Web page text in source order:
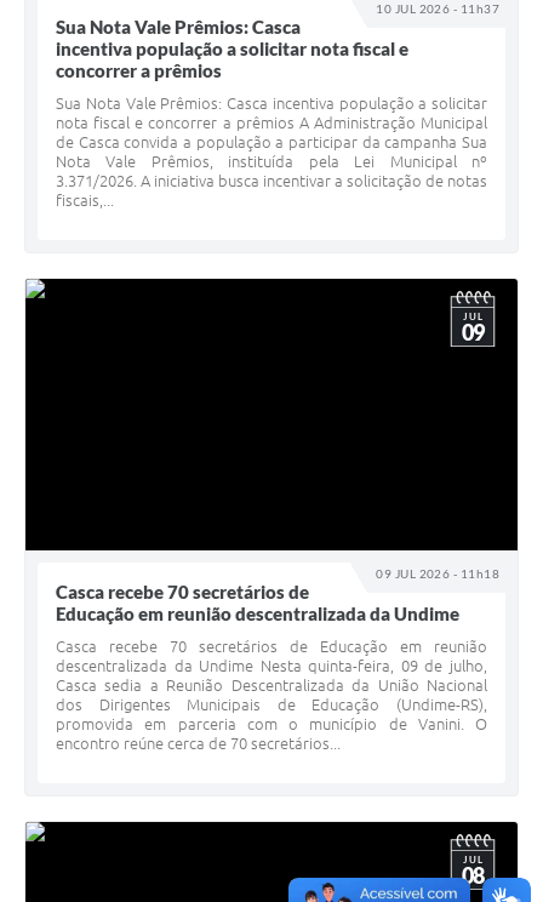
10 JUL 2026 - 11h37
Sua Nota Vale Prêmios: Casca
incentiva população a solicitar nota fiscal e
concorrer a prêmios
Sua Nota Vale Prêmios: Casca incentiva população a solicitar
nota fiscal e concorrer a prêmios A Administração Municipal
de Casca convida a população a participar da campanha Sua
Nota Vale Prêmios, instituída pela Lei Municipal nº
3.371/2026. A iniciativa busca incentivar a solicitação de notas
fiscais,...
09 JUL 2026 - 11h18
JUL
09
Casca recebe 70 secretários de
Educação em reunião descentralizada da Undime
Casca recebe 70 secretários de Educação em reunião
descentralizada da Undime Nesta quinta-feira, 09 de julho,
Casca sedia a Reunião Descentralizada da União Nacional
dos Dirigentes Municipais de Educação (Undime-RS),
promovida em parceria com o município de Vanini. O
encontro reúne cerca de 70 secretários...
JUL
08